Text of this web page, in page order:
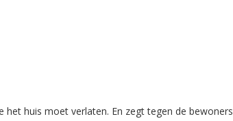
huis moet verlaten. En zegt tegen de bewoners